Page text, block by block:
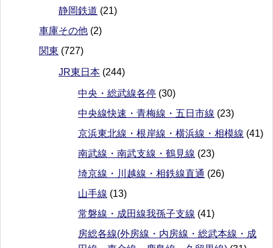
静岡鉄道 (21)
車庫その他 (2)
関東 (727)
JR東日本 (244)
中央・総武線各停 (30)
中央線快速・青梅線・五日市線 (23)
京浜東北線・根岸線・横浜線・相模線 (41)
南武線・南武支線・鶴見線 (23)
埼京線・川越線・相鉄線直通 (26)
山手線 (13)
常磐線・成田線我孫子支線 (41)
房総各線(外房線・内房線・総武本線・成